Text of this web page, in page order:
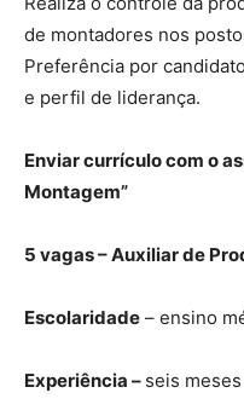
de montadores nos
Preferência por
e perfil de liderança.
Enviar currículo com o
Montagem”
5 vagas – Auxiliar de
Escolaridade – ensino
Experiência – seis